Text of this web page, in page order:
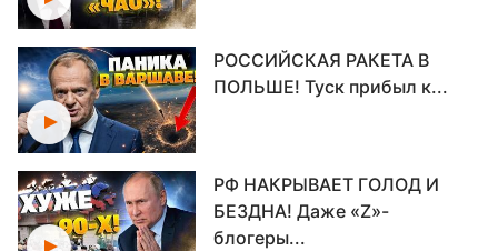
РОССИЙСКАЯ РАКЕТА В
ПОЛЬШЕ! Туск прибыл к...
РФ НАКРЫВАЕТ ГОЛОД И
БЕЗДНА! Даже «Z»-
блогеры...